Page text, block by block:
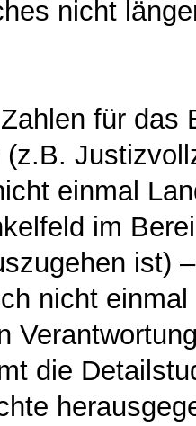
nicht
für das
einmal
im
ist)
nicht
die